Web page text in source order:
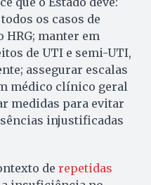
os casos de
manter em
de UTI e semi-UTI,
assegurar escalas
médico clínico geral
medidas para evitar
injustificadas
de repetidas